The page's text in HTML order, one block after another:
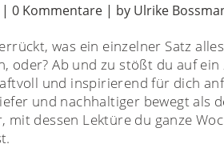
| 0 Kommentare | by Ulrike
was ein einzelner Satz alles
oder? Ab und zu stößt du auf
und inspirierend für dich
und nachhaltiger bewegt als
mit dessen Lektüre du ganze